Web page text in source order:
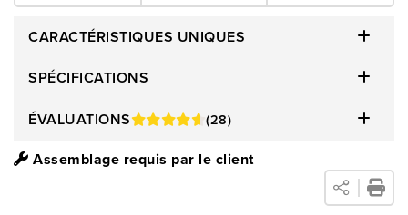
CARACTÉRISTIQUES UNIQUES
SPÉCIFICATIONS
ÉVALUATIONS
(28)
Assemblage requis par le client